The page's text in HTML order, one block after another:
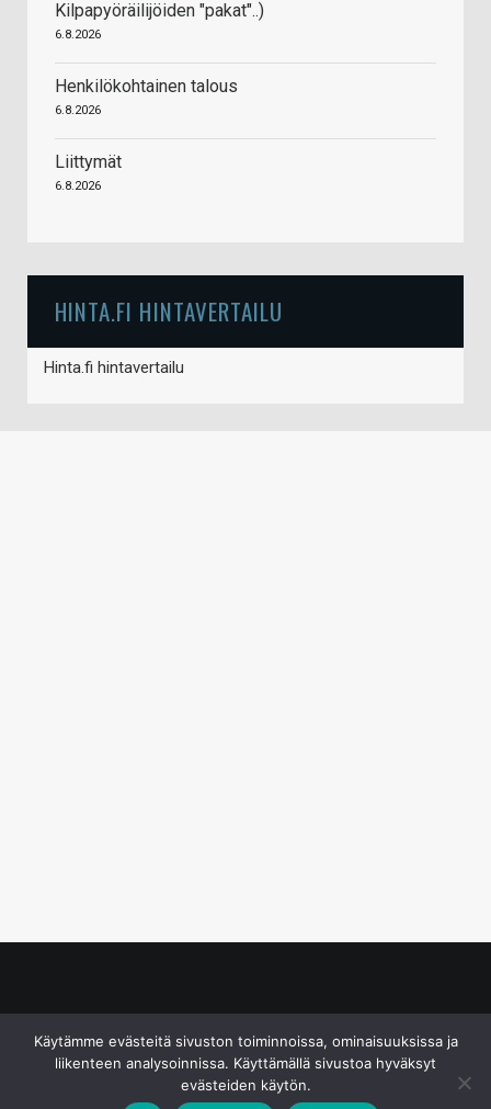
Kilpapyöräilijöiden "pakat"..)
6.8.2026
Henkilökohtainen talous
6.8.2026
Liittymät
6.8.2026
HINTA.FI HINTAVERTAILU
Hinta.fi hintavertailu
Käytämme evästeitä sivuston toiminnoissa, ominaisuuksissa ja
liikenteen analysoinnissa. Käyttämällä sivustoa hyväksyt
evästeiden käytön.